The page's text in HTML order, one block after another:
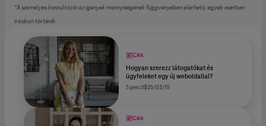
*A személyes konzultáció az igények mennyiségének függvényében elérhető, egyéb esetben
írásban történik.
Cikk
Hogyan szerezz látogatókat és
ügyfeleket egy új weboldallal?
5 perc2025/03/15
Cikk